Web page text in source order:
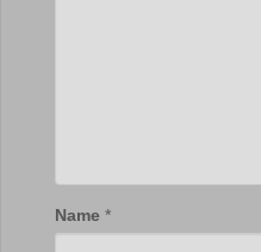
Name *